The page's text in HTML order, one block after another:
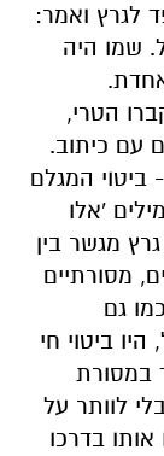
לגרץ ואמר:
שמו היה
הטרי,
עם כיתוב.
ביטוי המגלם
'אלו
מגשר בין
מסורתיים
גם
ביטוי חי
במסורת
לוותר על
בדרכו